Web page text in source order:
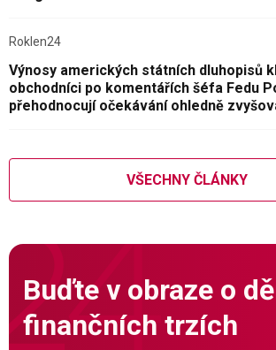
Roklen24
Výnosy amerických státních dluhopisů
obchodníci po komentářích šéfa Fedu
přehodnocují očekávání ohledně
VŠECHNY ČLÁNKY
Buďte v obraze o
finančních trzích